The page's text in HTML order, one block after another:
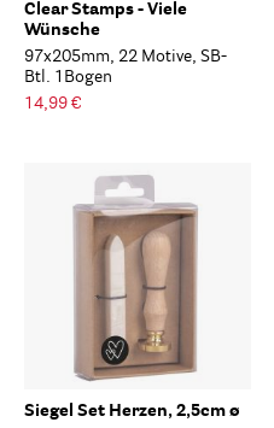
Clear Stamps - Viele
Wünsche
97x205mm, 22 Motive, SB-
Btl. 1Bogen
14,99 €
Siegel Set Herzen, 2,5cm ø